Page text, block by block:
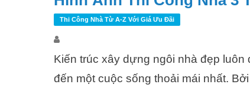
Thi Công Nhà Từ A-Z Với Giá Ưu Đãi
Kiến trúc xây dựng ngôi nhà đẹp
đến một cuộc sống thoải mái nhất.